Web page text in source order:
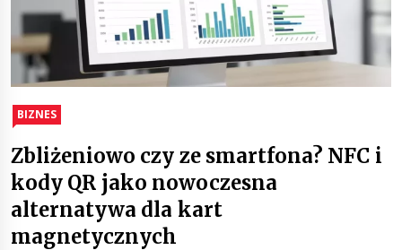
BIZNES
Zbliżeniowo czy ze smartfona? NFC i
kody QR jako nowoczesna
alternatywa dla kart
magnetycznych